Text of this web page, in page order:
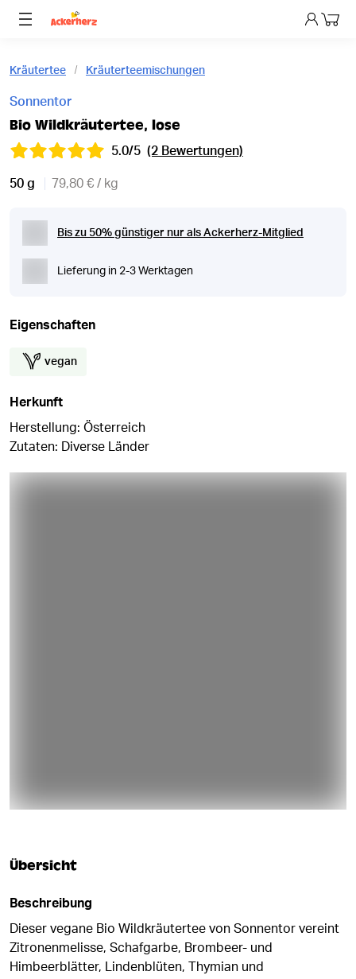
Dein
Kräutertee Kräuterteemischungen
Sonnentor
Bio Wildkräutertee, lose
5.0/5 (2 Bewertungen)
50 g 79,80 € / kg
Bis zu 50% günstiger nur als Ackerherz-Mitglied
Lieferung in 2-3 Werktagen
Eigenschaften
vegan
Herkunft
Herstellung: Österreich
Zutaten: Diverse Länder
Übersicht
Beschreibung
Dieser vegane Bio Wildkräutertee von Sonnentor vereint
Zitronenmelisse, Schafgarbe, Brombeer- und
Himbeerblätter, Lindenblüten, Thymian und